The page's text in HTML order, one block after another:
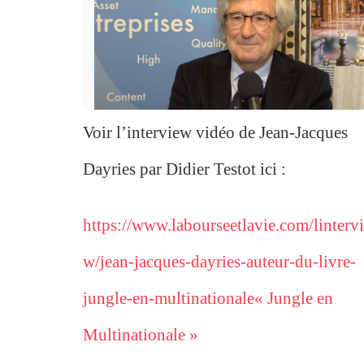
Voir l’interview vidéo de Jean-Jacques
Dayries par Didier Testot ici :
https://www.labourseetlavie.com/
w/jean-jacques-dayries-auteur-du-livre-
jungle-en-multinationale« Jungle en
Multinationale »